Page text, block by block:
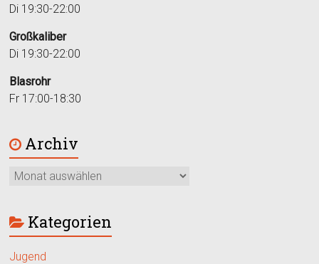
Di 19:30-22:00
Großkaliber
Di 19:30-22:00
Blasrohr
Fr 17:00-18:30
Archiv
Kategorien
Jugend